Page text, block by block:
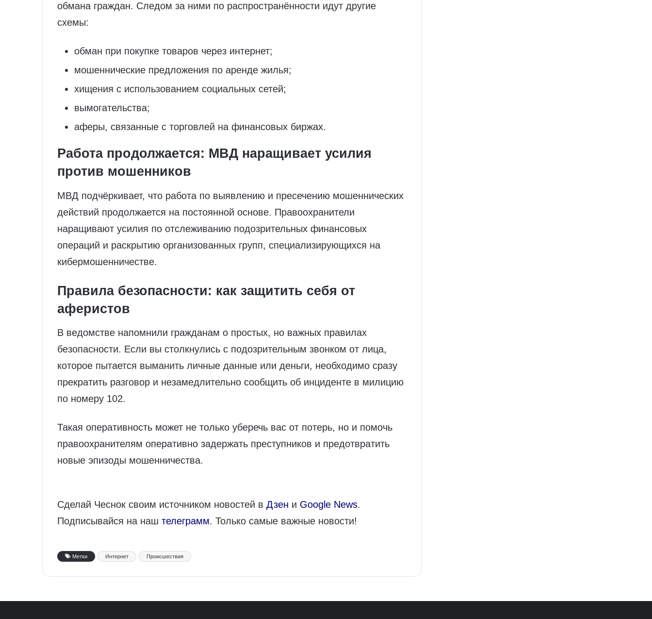
обмана граждан. Следом за ними по распространённости идут другие
схемы:
обман при покупке товаров через интернет;
мошеннические предложения по аренде жилья;
хищения с использованием социальных сетей;
вымогательства;
аферы, связанные с торговлей на финансовых биржах.
Работа продолжается: МВД наращивает усилия
против мошенников
МВД подчёркивает, что работа по выявлению и пресечению мошеннических
действий продолжается на постоянной основе. Правоохранители
наращивают усилия по отслеживанию подозрительных финансовых
операций и раскрытию организованных групп, специализирующихся на
кибермошенничестве.
Правила безопасности: как защитить себя от
аферистов
В ведомстве напомнили гражданам о простых, но важных правилах
безопасности. Если вы столкнулись с подозрительным звонком от лица,
которое пытается выманить личные данные или деньги, необходимо сразу
прекратить разговор и незамедлительно сообщить об инциденте в милицию
по номеру 102.
Такая оперативность может не только уберечь вас от потерь, но и помочь
правоохранителям оперативно задержать преступников и предотвратить
новые эпизоды мошенничества.
Сделай Чеснок своим источником новостей в Дзен и Google News.
Подписывайся на наш телеграмм. Только самые важные новости!
Метки Интернет Происшествия